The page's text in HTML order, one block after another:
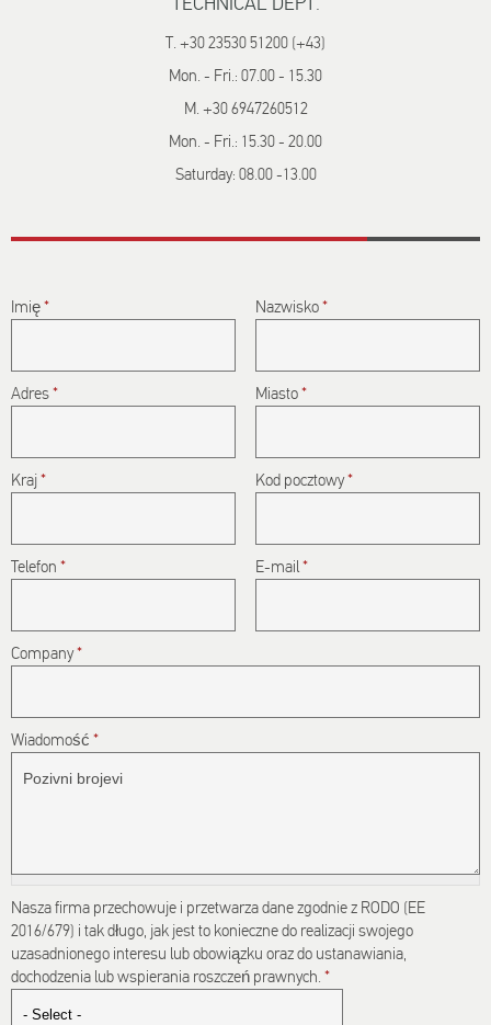
T. +30 23530 51200 (+43)
Mon. - Fri.: 07.00 - 15.30
M. +30 6947260512
Mon. - Fri.: 15.30 - 20.00
Saturday: 08.00 -13.00
Imię* Nazwisko*
Adres* Miasto*
Kraj* Kod pocztowy*
Telefon * E-mail*
Company*
Wiadomość *
Nasza firma przechowuje i przetwarza dane zgodnie z RODO (EE
2016/679) i tak długo, jak jest to konieczne do realizacji swojego
uzasadnionego interesu lub obowiązku oraz do ustanawiania,
dochodzenia lub wspierania roszczeń prawnych. *
CAPTCHA
This question
whether or
not you are a
prevent
automated
5+2